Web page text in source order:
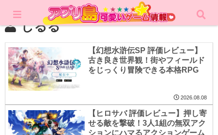
しるる
【幻想水滸伝SP 評価レビュー】
古き良き世界観！街やフィールド
をじっくり冒険できる本格RPG
2026.08.08
【ヒロサバ 評価レビュー】押し寄
せる敵を撃破！3人1組の無双アク
ションにハマるアクションゲーム